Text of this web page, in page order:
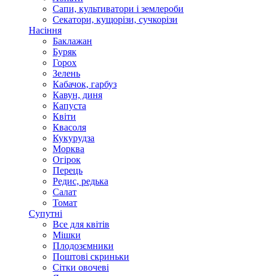
Сапи, культиватори і землероби
Секатори, кущорізи, сучкорізи
Насіння
Баклажан
Буряк
Горох
Зелень
Кабачок, гарбуз
Кавун, диня
Капуста
Квіти
Квасоля
Кукурудза
Морква
Огірок
Перець
Редис, редька
Салат
Томат
Супутні
Все для квітів
Мішки
Плодозємники
Поштові скриньки
Сітки овочеві